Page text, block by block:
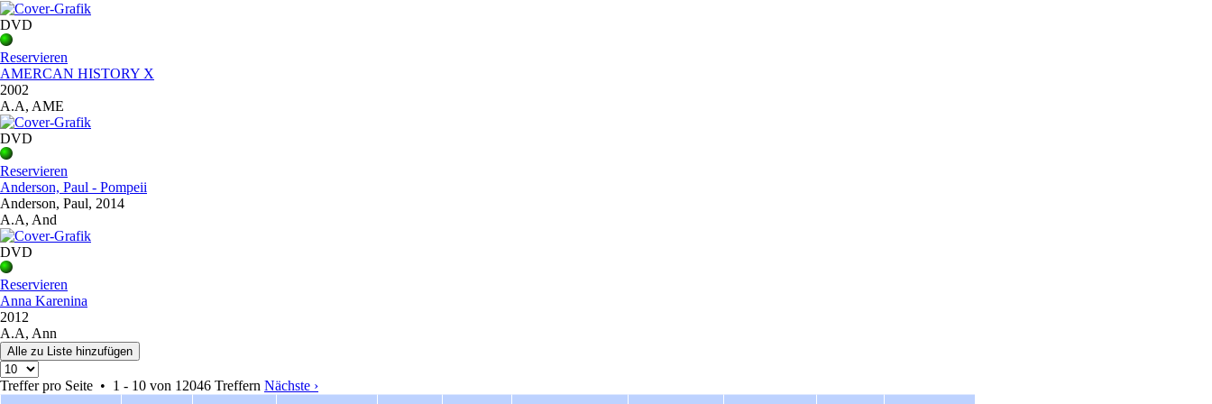
DVD
Reservieren
AMERCAN HISTORY X
2002
A.A, AME
DVD
Reservieren
Anderson, Paul - Pompeii
Anderson, Paul, 2014
A.A, And
DVD
Reservieren
Anna Karenina
2012
A.A, Ann
Treffer pro Seite • 1 - 10 von 12046 Treffern Nächste ›